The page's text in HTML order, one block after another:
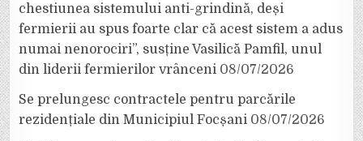
chestiunea sistemului anti-grindină, deși
fermierii au spus foarte clar că acest sistem a adus
numai nenorociri”, susține Vasilică Pamfil, unul
din liderii fermierilor vrânceni 08/07/2026
Se prelungesc contractele pentru parcările
rezidențiale din Municipiul Focșani 08/07/2026